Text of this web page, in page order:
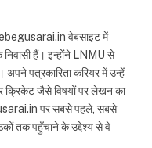
वेबसाइट में
हैं। इन्होंने LNMU से
अपने पत्रकारिता करियर में उन्हें
क्रिकेट जैसे विषयों पर लेखन का
पर सबसे पहले, सबसे
तक पहुँचाने के उद्देश्य से वे